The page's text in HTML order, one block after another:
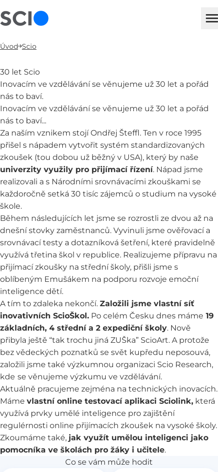
Úvod Scio
30 let Scio
Inovacím ve vzdělávání se věnujeme už 30 let a pořád
nás to baví.
Inovacím ve vzdělávání se věnujeme už 30 let a pořád
nás to baví...
Za naším vznikem stojí Ondřej Šteffl. Ten v roce 1995
přišel s nápadem vytvořit systém standardizovaných
zkoušek (tou dobou už běžný v USA), který by naše
univerzity využily pro přijímací řízení. Nápad jsme
realizovali a s Národními srovnávacími zkouškami se
každoročně setká 30 tisíc zájemců o studium na vysoké
škole.
Během následujících let jsme se rozrostli ze dvou až na
dnešní stovky zaměstnanců. Vyvinuli jsme ověřovací a
srovnávací testy a dotazníková šetření, které pravidelně
využívá třetina škol v republice. Realizujeme přípravu na
přijímací zkoušky na střední školy, přišli jsme s
oblíbeným Emušákem na podporu rozvoje emoční
inteligence dětí.
A tím to zdaleka nekončí. Založili jsme vlastní síť
inovativních ScioŠkol. Po celém Česku dnes máme 19
základních, 4 střední a 2 expediční školy. Nově
přibyla ještě “tak trochu jiná ZUŠka” ScioArt. A protože
bez vědeckých poznatků se svět kupředu neposouvá,
založili jsme také výzkumnou organizaci Scio Research,
kde se věnujeme výzkumu ve vzdělávání.
Aktuálně pracujeme zejména na technických inovacích.
Máme vlastní online testovací aplikaci Sciolink, která
využívá prvky umělé inteligence pro zajištění
regulérnosti online přijímacích zkoušek na vysoké školy.
Zkoumáme také, jak využít umělou inteligenci jako
pomocníka ve školách pro žáky i učitele.
Co se vám může hodit